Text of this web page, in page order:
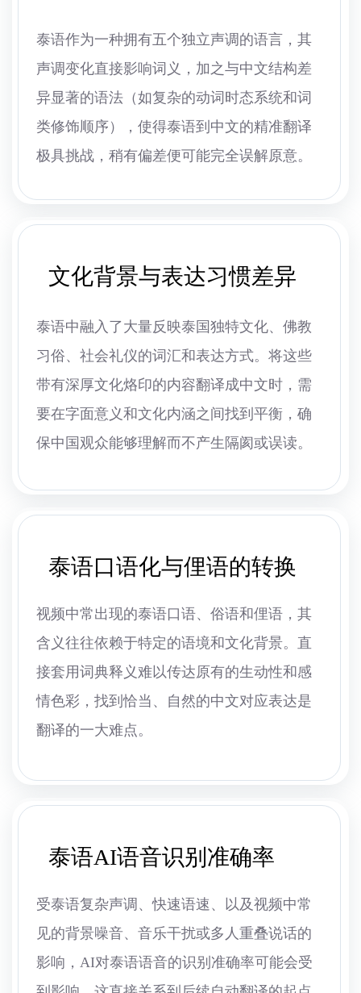
泰语作为一种拥有五个独立声调的语言，其
声调变化直接影响词义，加之与中文结构差
异显著的语法（如复杂的动词时态系统和词
类修饰顺序），使得泰语到中文的精准翻译
极具挑战，稍有偏差便可能完全误解原意。
文化背景与表达习惯差异
泰语中融入了大量反映泰国独特文化、佛教
习俗、社会礼仪的词汇和表达方式。将这些
带有深厚文化烙印的内容翻译成中文时，需
要在字面意义和文化内涵之间找到平衡，确
保中国观众能够理解而不产生隔阂或误读。
泰语口语化与俚语的转换
视频中常出现的泰语口语、俗语和俚语，其
含义往往依赖于特定的语境和文化背景。直
接套用词典释义难以传达原有的生动性和感
情色彩，找到恰当、自然的中文对应表达是
翻译的一大难点。
泰语AI语音识别准确率
受泰语复杂声调、快速语速、以及视频中常
见的背景噪音、音乐干扰或多人重叠说话的
影响，AI对泰语语音的识别准确率可能会受